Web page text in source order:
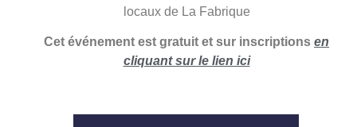
locaux de La Fabrique
Cet événement est gratuit et sur inscriptions en
cliquant sur le lien ici